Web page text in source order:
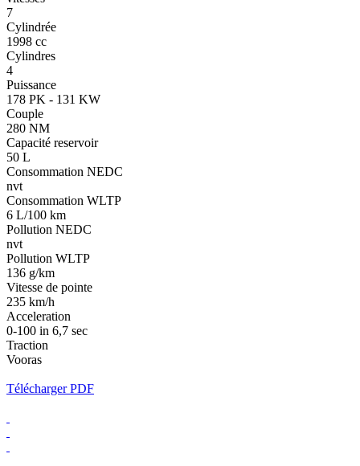
7
Cylindrée
1998 cc
Cylindres
4
Puissance
178 PK - 131 KW
Couple
280 NM
Capacité reservoir
50 L
Consommation NEDC
nvt
Consommation WLTP
6 L/100 km
Pollution NEDC
nvt
Pollution WLTP
136 g/km
Vitesse de pointe
235 km/h
Acceleration
0-100 in 6,7 sec
Traction
Vooras
Télécharger PDF